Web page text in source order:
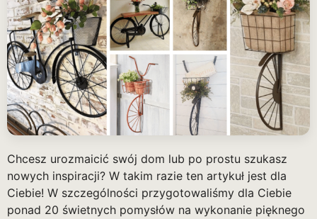
Chcesz urozmaicić swój dom lub po prostu szukasz
nowych inspiracji? W takim razie ten artykuł jest dla
Ciebie! W szczególności przygotowaliśmy dla Ciebie
ponad 20 świetnych pomysłów na wykonanie pięknego